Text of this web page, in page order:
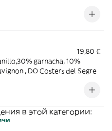
19,80 €
garnacha, 10%
, DO Costers del Segre
в этой категории: